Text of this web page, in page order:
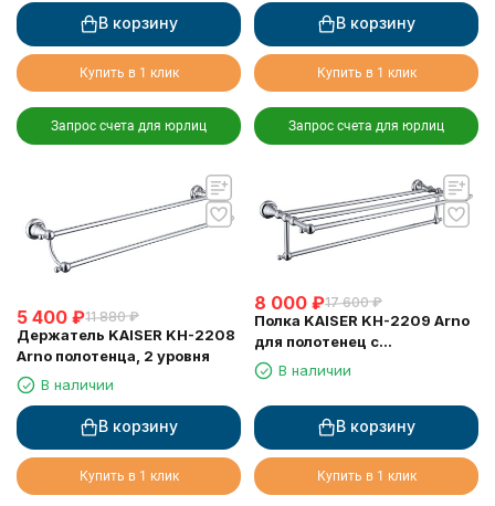
В корзину
Купить в 1 клик
Запрос счета для юрлиц
В корзину
Купить в 1 клик
Запрос счета для юрлиц
5 400 ₽11 880 ₽
Держатель KAISER KH-2208
Arno полотенца, 2 уровня
В наличии
В корзину
Купить в 1 клик
8 000 ₽17 600 ₽
Полка KAISER KH-2209 Arno
для полотенец с
держателем
В наличии
В корзину
Купить в 1 клик